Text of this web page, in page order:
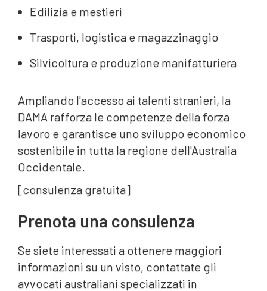
Edilizia e mestieri
Trasporti, logistica e magazzinaggio
Silvicoltura e produzione manifatturiera
Ampliando l'accesso ai talenti stranieri, la
DAMA rafforza le competenze della forza
lavoro e garantisce uno sviluppo economico
sostenibile in tutta la regione dell'Australia
Occidentale.
[consulenza gratuita]
Prenota una consulenza‍
Se siete interessati a ottenere maggiori
informazioni su un visto, contattate gli
avvocati australiani specializzati in